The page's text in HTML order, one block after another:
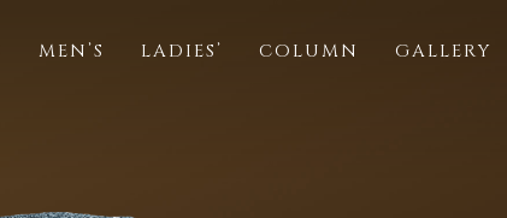
MEN’S LADIES’ COLUMN GALLERY